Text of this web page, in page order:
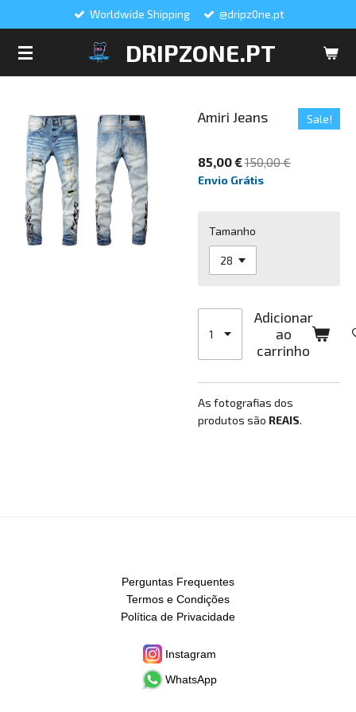
DRIPZONE.PT
Worldwide Shipping @dripz0ne.pt
Amiri Jeans Sale!
85,00 €150,00 €
Envio Grátis
Tamanho
Adicionar
ao
carrinho
As fotografias dos
produtos são REAIS.
Perguntas Frequentes
Termos e Condições
Política de Privacidade
Instagram
WhatsApp